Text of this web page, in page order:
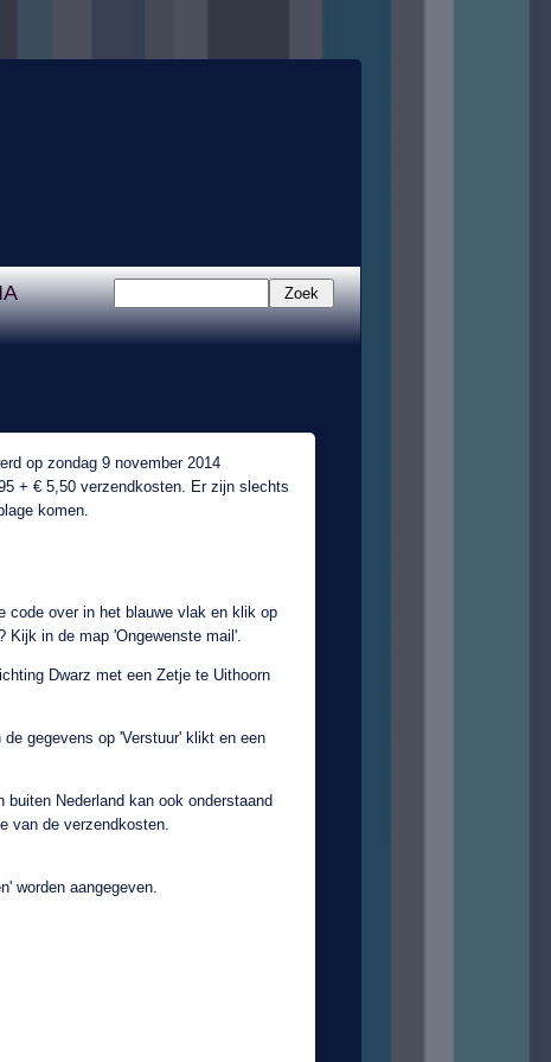
op zondag 9 november 2014
+ € 5,50 verzendkosten. Er zijn slechts
komen.
code over in het blauwe vlak en klik op
Kijk in de map 'Ongewenste mail'.
Dwarz met een Zetje te Uithoorn
gegevens op 'Verstuur' klikt en een
Nederland kan ook onderstaand
van de verzendkosten.
worden aangegeven.
Zoek